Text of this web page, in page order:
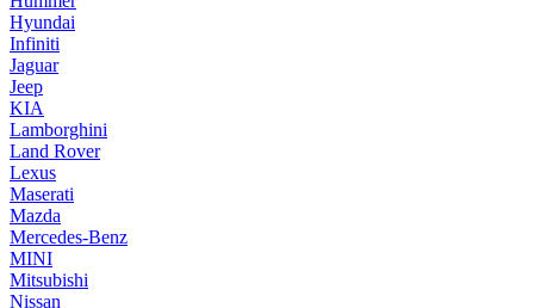
Hyundai
Infiniti
Jaguar
Jeep
KIA
Lamborghini
Land Rover
Lexus
Maserati
Mazda
Mercedes-Benz
MINI
Mitsubishi
Nissan